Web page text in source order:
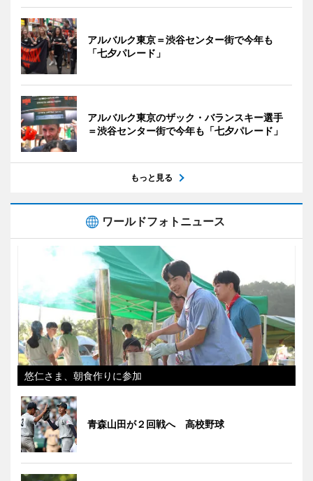
アルバルク東京＝渋谷センター街で今年も
「七夕パレード」
アルバルク東京のザック・バランスキー選手
＝渋谷センター街で今年も「七夕パレード」
もっと見る
ワールドフォトニュース
悠仁さま、朝食作りに参加
青森山田が２回戦へ 高校野球